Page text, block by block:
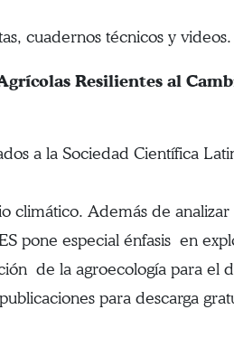
cuadernos técnicos y videos.
Resilientes al
a la Sociedad Científica
climático. Además de
pone especial énfasis en
de la agroecología para el
para descarga